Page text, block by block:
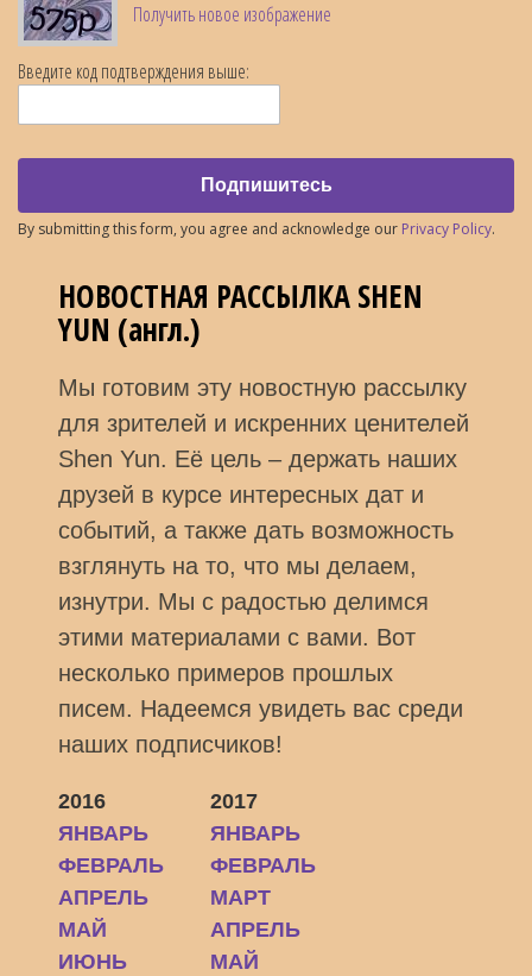
Получить новое изображение
Введите код подтверждения выше:
Подпишитесь
By submitting this form, you agree and acknowledge our Privacy Policy.
НОВОСТНАЯ РАССЫЛКА SHEN
YUN (англ.)
Мы готовим эту новостную рассылку
для зрителей и искренних ценителей
Shen Yun. Её цель – держать наших
друзей в курсе интересных дат и
событий, а также дать возможность
взглянуть на то, что мы делаем,
изнутри. Мы с радостью делимся
этими материалами с вами. Вот
несколько примеров прошлых
писем. Надеемся увидеть вас среди
наших подписчиков!
2016
ЯНВАРЬ
ФЕВРАЛЬ
АПРЕЛЬ
МАЙ
ИЮНЬ
2017
ЯНВАРЬ
ФЕВРАЛЬ
МАРТ
АПРЕЛЬ
МАЙ